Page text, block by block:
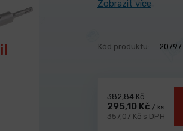
Zobrazit více
Kód produktu: 20797
382,84 Kč
295,10 Kč / ks
357,07 Kč s DPH